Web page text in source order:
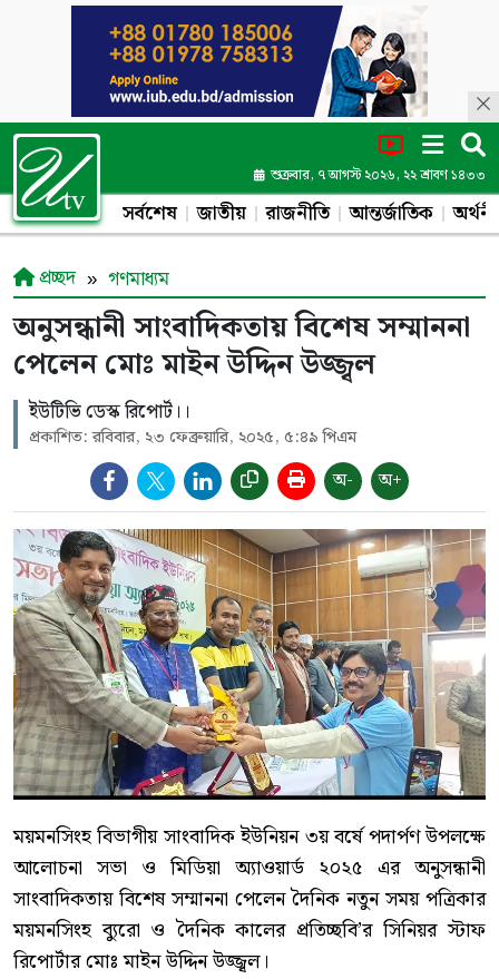
শুক্রবার, ৭ আগস্ট ২০২৬, ২২ শ্রাবণ ১৪৩৩
সর্বশেষ জাতীয় রাজনীতি আন্তর্জাতিক
প্রচ্ছদ গণমাধ্যম
অনুসন্ধানী সাংবাদিকতায় বিশেষ সম্মাননা
পেলেন মোঃ মাইন উদ্দিন উজ্জ্বল
ইউটিভি ডেস্ক রিপোর্ট।।
প্রকাশিত: রবিবার, ২৩ ফেব্রুয়ারি, ২০২৫, ৫:৪৯ পিএম
অ- অ+
ময়মনসিংহ বিভাগীয় সাংবাদিক ইউনিয়ন ৩য় বর্ষে পদার্পণ উপলক্ষে
আলোচনা সভা ও মিডিয়া অ্যাওয়ার্ড ২০২৫ এর অনুসন্ধানী
সাংবাদিকতায় বিশেষ সম্মাননা পেলেন দৈনিক নতুন সময় পত্রিকার
ময়মনসিংহ ব্যুরো ও দৈনিক কালের প্রতিচ্ছবি’র সিনিয়র স্টাফ
রিপোর্টার মোঃ মাইন উদ্দিন উজ্জ্বল।